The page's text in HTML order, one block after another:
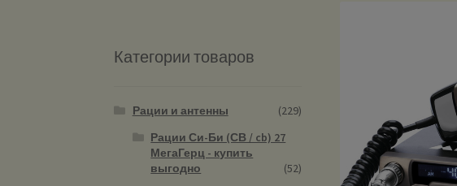
Категории товаров
Рации и антенны
(229)
Рации Си-Би (СВ / cb) 27
МегаГерц - купить
выгодно
(52)